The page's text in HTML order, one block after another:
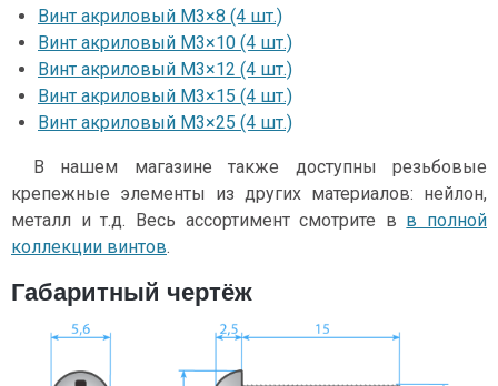
Винт акриловый М3×8 (4 шт.)
Винт акриловый М3×10 (4 шт.)
Винт акриловый М3×12 (4 шт.)
Винт акриловый М3×15 (4 шт.)
Винт акриловый М3×25 (4 шт.)
В нашем магазине также доступны резьбовые
крепежные элементы из других материалов: нейлон,
металл и т.д. Весь ассортимент смотрите в в полной
коллекции винтов.
Габаритный чертёж